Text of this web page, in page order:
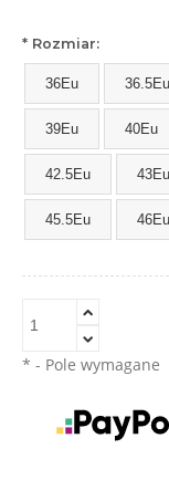
* Rozmiar:
36Eu 36.5Eu
39Eu 40Eu
42.5Eu 43Eu
45.5Eu 46Eu
* - Pole wymagane